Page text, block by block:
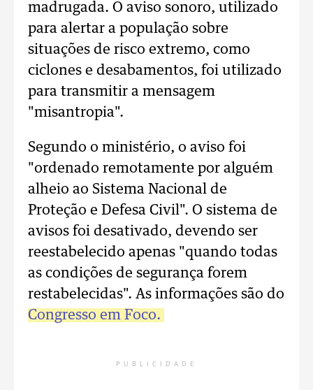
madrugada. O aviso sonoro, utilizado
para alertar a população sobre
situações de risco extremo, como
ciclones e desabamentos, foi utilizado
para transmitir a mensagem
"misantropia".
Segundo o ministério, o aviso foi
"ordenado remotamente por alguém
alheio ao Sistema Nacional de
Proteção e Defesa Civil". O sistema de
avisos foi desativado, devendo ser
reestabelecido apenas "quando todas
as condições de segurança forem
restabelecidas". As informações são do
Congresso em Foco.
PUBLICIDADE